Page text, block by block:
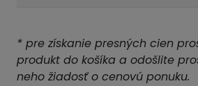
* pre získanie presných cien
produkt do košíka a odošlite
neho žiadosť o cenovú ponuku.